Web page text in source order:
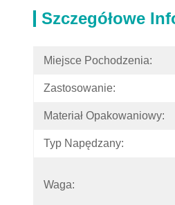
Szczegółowe
Miejsce Pochodzenia:
Zastosowanie:
Materiał Opakowaniowy:
Typ Napędzany:
Waga: